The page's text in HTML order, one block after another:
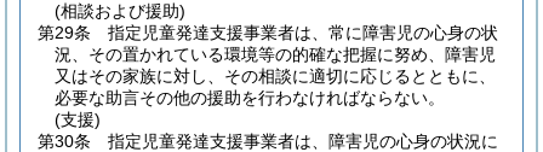
(相談および援助)
第29条
指定児童発達支援事業者は、常に障害児の心身の状
況、その置かれている環境等の的確な把握に努め、障害児
又はその家族に対し、その相談に適切に応じるとともに、
必要な助言その他の援助を行わなければならない。
(支援)
第30条
指定児童発達支援事業者は、障害児の心身の状況に